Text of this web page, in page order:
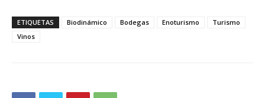
ETIQUETAS Biodinámico Bodegas Enoturismo
Turismo
Vinos